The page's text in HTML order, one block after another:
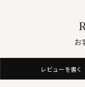
素材感・風合い・見栄
100％ですが、天然素
素材。
お
レビューを書く